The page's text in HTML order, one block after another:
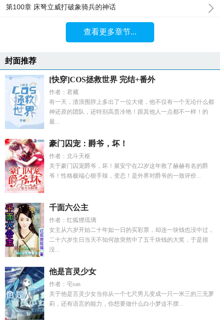
第100章 床弩立威打破象骑兵的神话
查看更多章节...
封面推荐
[快穿]COS拯救世界 完结+番外
作者：君藏
有一天，渣浪围脖上多出了一位大佬，他不仅有一个无论什么都
神还原的团队，还特别高贵冷艳！跟其他人一点都不一样！的
最...
豪门囚宠：爵爷，坏！
作者：北斗天枢
关于豪门囚宠爵爷，坏！展安宁在22岁这年救了赫赫有名的爵
爷！性格极端心狠手辣，变态！是外界对爵爷的一致评价...
千面六公主
作者：红狐狸琉璃
女主从六岁开始二十年如一日的买彩票，却连一块钱也没中过，
二十六岁生日当天不知何故突然中了五千块钱的大奖，于是很
没...
他是言灵少女
作者：宅san
关于他是言灵少女当你从一个七尺男儿变成一只一米三的三无萝
莉，还有语言的能力，你想要做什么白小梦这不摆...